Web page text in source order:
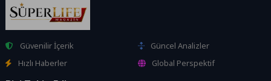
Güvenilir İçerik
Güncel Analizler
Hızlı Haberler
Global Perspektif